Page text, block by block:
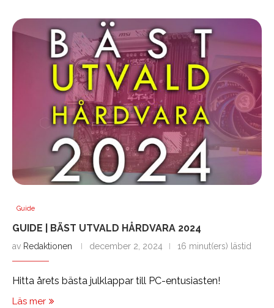
Guide
GUIDE | BÄST UTVALD HÅRDVARA 2024
av Redaktionen december 2, 2024 16 minut(ers) lästid
Hitta årets bästa julklappar till PC-entusiasten!
Läs mer